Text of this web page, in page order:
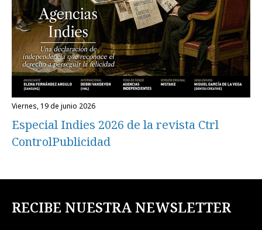
viernes, 19 de junio 2026
Especial Indies 2026 de la revista Ctrl
ControlPublicidad
RECIBE NUESTRA NEWSLETTER